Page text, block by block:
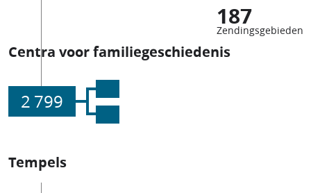
187
Zendingsgebieden
Centra voor familiegeschiedenis
2 799
Tempels